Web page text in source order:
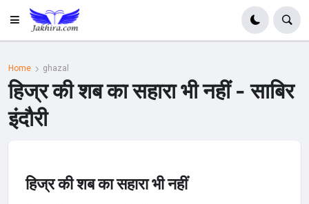
Home ghazal
हिज्र की शब का सहारा भी नहीं - साबिर
इंदौरी
हिज्र की शब का सहारा भी नहीं